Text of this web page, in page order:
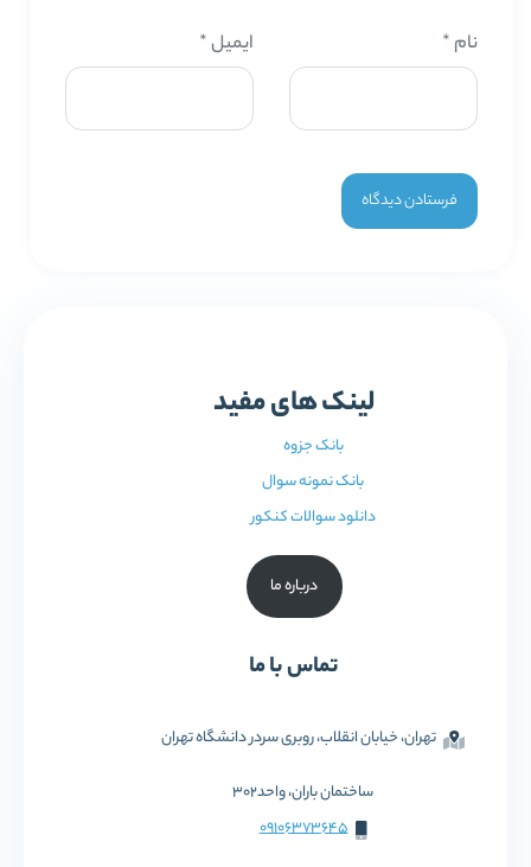
نام * ایمیل*
لینک های مفید
بانک جزوه
بانک نمونه سوال
دانلود سوالات کنکور
درباره ما
تماس با ما
تهران، خیابان انقلاب، روبری سردر دانشگاه تهران
ساختمان باران، واحد302
09106373645